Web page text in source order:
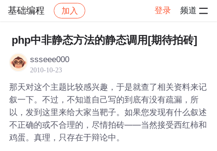
基础编程 加入 登录 频道
社区 基础编程 帖子详情
php中非静态方法的静态调用[期待拍砖]
ssseee000
2010-10-23
那天对这个主题比较感兴趣，于是就查了相关资料来记
叙一下。不过，不知道自己写的到底有没有疏漏，所
以，发到这里来给大家当靶子。如果您发现有什么叙述
不正确的或不合理的，尽情拍砖——当然接受西红柿和
鸡蛋。真理，只存在于辩论中。